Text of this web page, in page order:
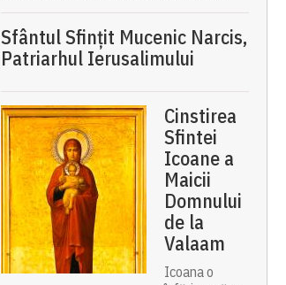
Sfântul Sfinţit Mucenic Narcis,
Patriarhul Ierusalimului
Cinstirea
Sfintei
Icoane a
Maicii
Domnului
de la
Valaam
Icoana o